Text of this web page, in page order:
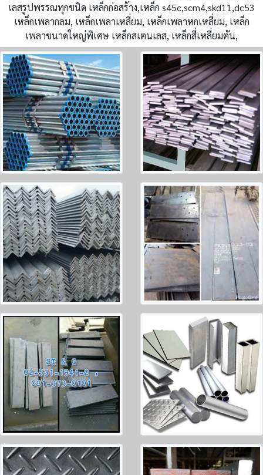
เลสรูปพรรณทุกชนิด เหล็กก่อสร้าง,เหล็ก s45c,scm4,skd11,dc53
เหล็กเพลากลม, เหล็กเพลาเหลี่ยม, เหล็กเพลาหกเหลี่ยม, เหล็ก
เพลาขนาดใหญ่พิเศษ เหล็กสเตนเลส, เหล็กสี่เหลี่ยมตัน,